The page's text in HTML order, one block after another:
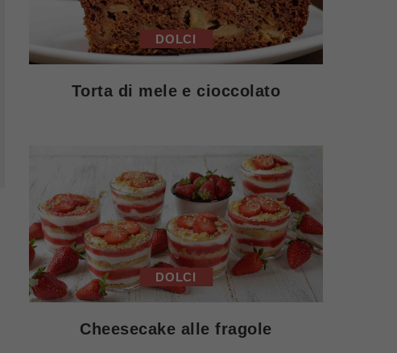
DOLCI
Torta di mele e cioccolato
DOLCI
Cheesecake alle fragole